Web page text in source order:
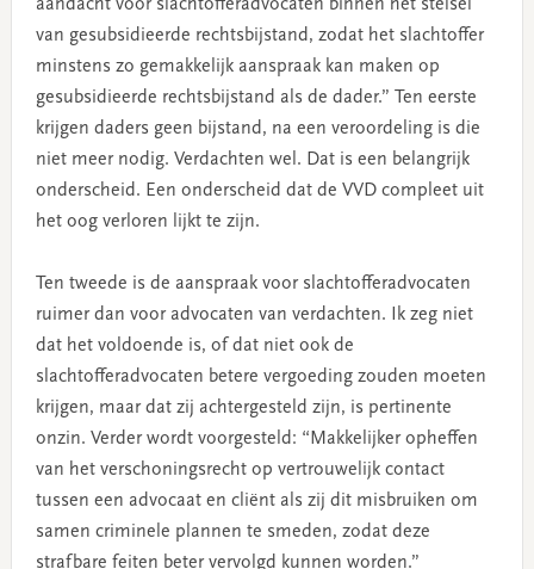
aandacht voor slachtofferadvocaten binnen het stelsel
van gesubsidieerde rechtsbijstand, zodat het slachtoffer
minstens zo gemakkelijk aanspraak kan maken op
gesubsidieerde rechtsbijstand als de dader.” Ten eerste
krijgen daders geen bijstand, na een veroordeling is die
niet meer nodig. Verdachten wel. Dat is een belangrijk
onderscheid. Een onderscheid dat de VVD compleet uit
het oog verloren lijkt te zijn.
Ten tweede is de aanspraak voor slachtofferadvocaten
ruimer dan voor advocaten van verdachten. Ik zeg niet
dat het voldoende is, of dat niet ook de
slachtofferadvocaten betere vergoeding zouden moeten
krijgen, maar dat zij achtergesteld zijn, is pertinente
onzin. Verder wordt voorgesteld: “Makkelijker opheffen
van het verschoningsrecht op vertrouwelijk contact
tussen een advocaat en cliënt als zij dit misbruiken om
samen criminele plannen te smeden, zodat deze
strafbare feiten beter vervolgd kunnen worden.”